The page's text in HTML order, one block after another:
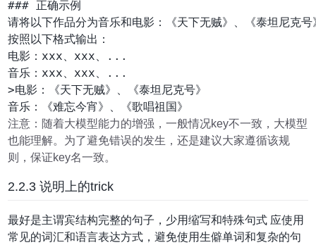
### 正确示例
请将以下作品分为音乐和电影：《天下无贼》、《泰坦尼克
按照以下格式输出：
电影：xxx、xxx、...
音乐：xxx、xxx、...
>电影：《天下无贼》、《泰坦尼克号》
注意：随着大模型能力的增强，一般情况key不一致，大模型
也能理解。为了避免错误的发生，还是建议大家遵循该规
则，保证key名一致。
2.2.3 说明上的trick
最好是主谓宾结构完整的句子，少用缩写和特殊句式 应使用
常见的词汇和语言表达方式，避免使用生僻单词和复杂的句